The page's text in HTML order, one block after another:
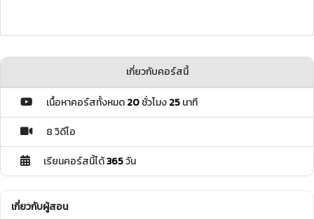
เกี่ยวกับคอร์สนี้
เนื้อหาคอร์สทั้งหมด20ชั่วโมง25นาที
8 วิดีโอ
เรียนคอร์สนี้ได้365วัน
เกี่ยวกับผู้สอน